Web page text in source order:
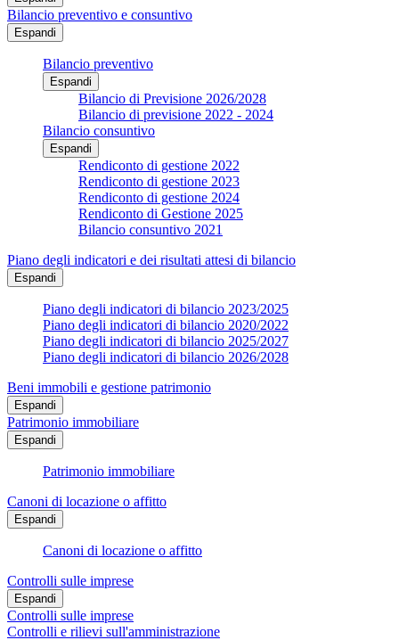
Bilancio preventivo e consuntivo
Espandi
Bilancio preventivo
Espandi
Bilancio di Previsione 2026/2028
Bilancio di previsione 2022 - 2024
Bilancio consuntivo
Espandi
Rendiconto di gestione 2022
Rendiconto di gestione 2023
Rendiconto di gestione 2024
Rendiconto di Gestione 2025
Bilancio consuntivo 2021
Piano degli indicatori e dei risultati attesi di bilancio
Espandi
Piano degli indicatori di bilancio 2023/2025
Piano degli indicatori di bilancio 2020/2022
Piano degli indicatori di bilancio 2025/2027
Piano degli indicatori di bilancio 2026/2028
Beni immobili e gestione patrimonio
Espandi
Patrimonio immobiliare
Espandi
Patrimonio immobiliare
Canoni di locazione o affitto
Espandi
Canoni di locazione o affitto
Controlli sulle imprese
Espandi
Controlli sulle imprese
Controlli e rilievi sull'amministrazione